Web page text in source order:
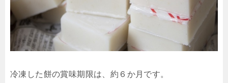
冷凍した餅の賞味期限は、約６か月です。